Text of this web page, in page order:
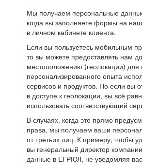
Мы получаем персональные
когда вы заполняете формы на
в личном кабинете клиента.
Если вы пользуетесь мобильным
то вы можете предоставлять нам
местоположению (геолокации) для
персонализированного опыта
сервисов и продуктов. Но если вы
в доступе к геолокации, вы всё
использовать соответствующий
В случаях, когда это прямо
права, мы получаем ваши
от третьих лиц. К примеру, чтобы
вы генеральный директор
данные в ЕГРЮЛ, не уведомляя